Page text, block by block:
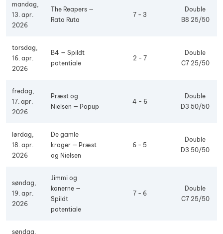
mandag,
13. apr.
2026
The Reapers —
Rata Ruta
7 - 3
Double
B8 25/50
torsdag,
16. apr.
2026
B4 — Spildt
potentiale
2 - 7
Double
C7 25/50
fredag,
17. apr.
2026
Præst og
Nielsen — Popup
4 - 6
Double
D3 50/50
lørdag,
18. apr.
2026
De gamle
krager — Præst
og Nielsen
6 - 5
Double
D3 50/50
søndag,
19. apr.
2026
Jimmi og
konerne —
Spildt
potentiale
7 - 6
Double
C7 25/50
søndag,